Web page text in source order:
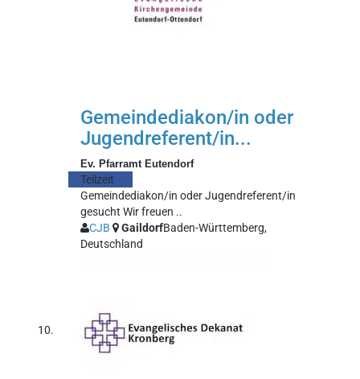
Gemeindediakon/in oder
Jugendreferent/in...
Ev. Pfarramt Eutendorf
Teilzeit
Gemeindediakon/in oder Jugendreferent/in
gesucht Wir freuen ..
CJB
GaildorfBaden-Württemberg,
Deutschland